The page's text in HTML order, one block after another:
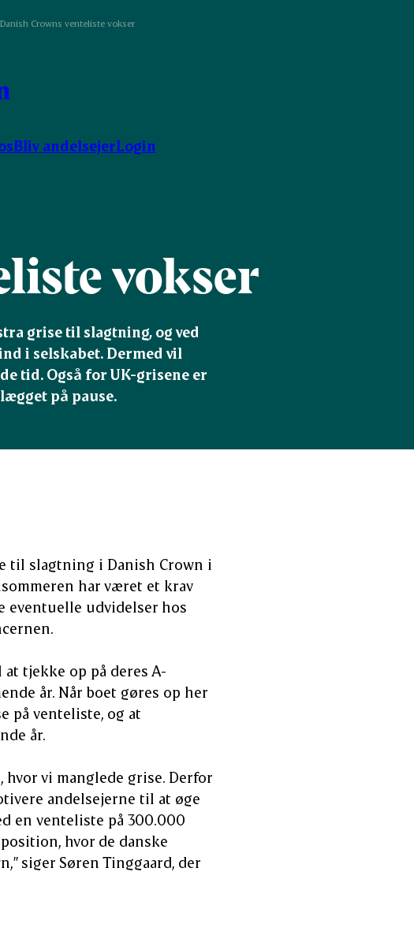
Danish Crowns venteliste vokser
Bliv andelsejerLogin
vokser
grise til slagtning, og ved
i selskabet. Dermed vil
tid. Også for UK-grisene er
på pause.
til slagtning i Danish Crown i
har været et krav
eventuelle udvidelser hos
tjekke op på deres A-
år. Når boet gøres op her
på venteliste, og at
år.
vi manglede grise. Derfor
andelsejerne til at øge
en venteliste på 300.000
hvor de danske
siger Søren Tinggaard, der